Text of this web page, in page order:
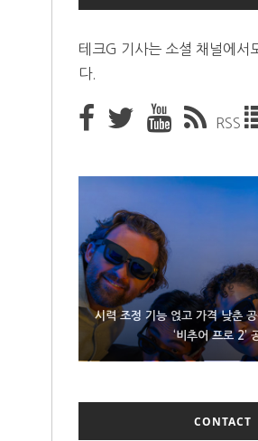
테크G 기사는 소셜 채널에서
다.
RSS
시력 조정 기능 얹고 가격 낮춘
‘비추어 프로 2’
D램 부족에 10억달러어치 아이
대기 중
300~400달러 반지형 스피커
CONTACT